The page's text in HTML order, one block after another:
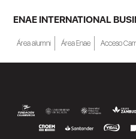
ENAE INTERNATIONAL
Área alumni Área Enae Acceso